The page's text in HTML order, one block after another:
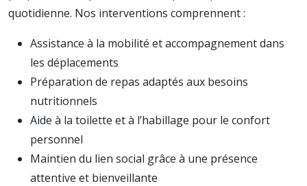
quotidienne. Nos interventions comprennent :
Assistance à la mobilité et accompagnement dans
les déplacements
Préparation de repas adaptés aux besoins
nutritionnels
Aide à la toilette et à l’habillage pour le confort
personnel
Maintien du lien social grâce à une présence
attentive et bienveillante